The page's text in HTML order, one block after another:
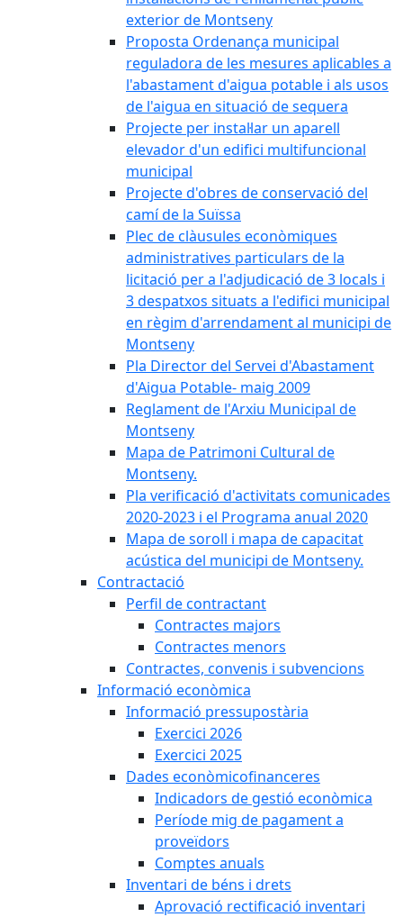
exterior de Montseny
Proposta Ordenança municipal
reguladora de les mesures aplicables a
l'abastament d'aigua potable i als usos
de l'aigua en situació de sequera
Projecte per instal·lar un aparell
elevador d'un edifici multifuncional
municipal
Projecte d'obres de conservació del
camí de la Suïssa
Plec de clàusules econòmiques
administratives particulars de la
licitació per a l'adjudicació de 3 locals i
3 despatxos situats a l'edifici municipal
en règim d'arrendament al municipi de
Montseny
Pla Director del Servei d'Abastament
d'Aigua Potable- maig 2009
Reglament de l'Arxiu Municipal de
Montseny
Mapa de Patrimoni Cultural de
Montseny.
Pla verificació d'activitats comunicades
2020-2023 i el Programa anual 2020
Mapa de soroll i mapa de capacitat
acústica del municipi de Montseny.
Contractació
Perfil de contractant
Contractes majors
Contractes menors
Contractes, convenis i subvencions
Informació econòmica
Informació pressupostària
Exercici 2026
Exercici 2025
Dades econòmicofinanceres
Indicadors de gestió econòmica
Període mig de pagament a
proveïdors
Comptes anuals
Inventari de béns i drets
Aprovació rectificació inventari